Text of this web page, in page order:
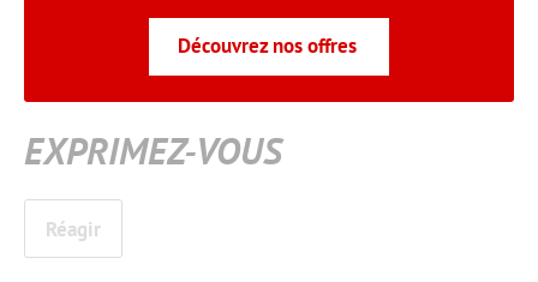
Découvrez nos offres
EXPRIMEZ-VOUS
Réagir